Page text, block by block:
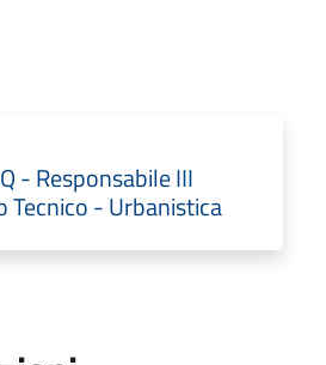
- Responsabile III
Tecnico - Urbanistica